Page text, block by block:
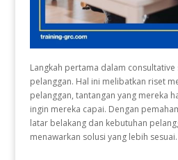
Langkah pertama dalam
pelanggan. Hal ini melibatkan riset
pelanggan, tantangan yang mereka
ingin mereka capai. Dengan
latar belakang dan kebutuhan
menawarkan solusi yang lebih sesuai.